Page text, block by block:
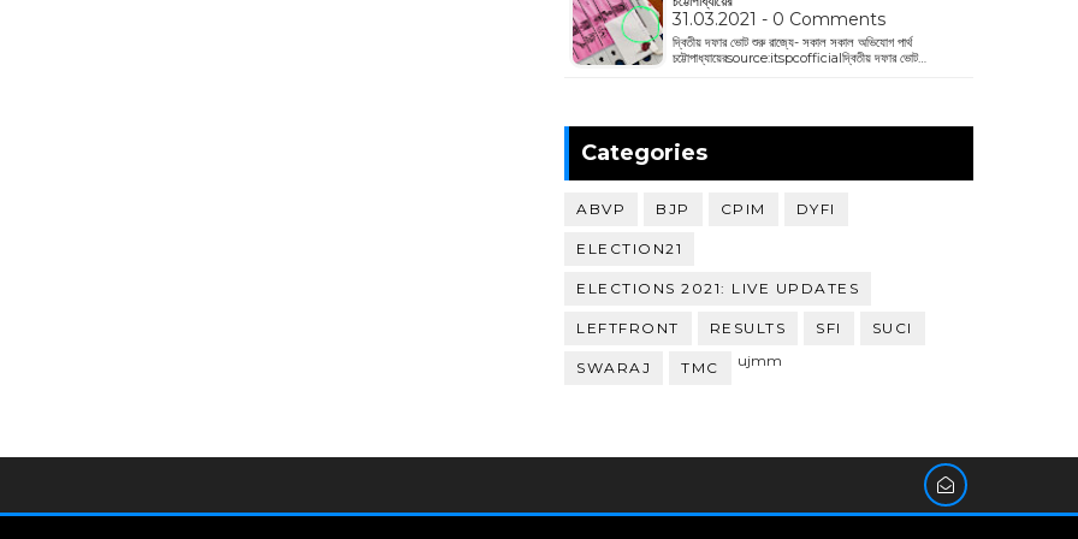
31.03.2021 - 0 Comments
দ্বিতীয় দফার ভোট শুরু রাজ্যে- সকাল সকাল অভিযোগ পার্থ
চট্টোপাধ্যায়েরsource:itspcofficialদ্বিতীয় দফার ভোট…
Categories
ABVP BJP CPIM DYFI
ELECTION21
ELECTIONS 2021: LIVE UPDATES
LEFTFRONT RESULTS SFI SUCI
SWARAJ TMC ujmm